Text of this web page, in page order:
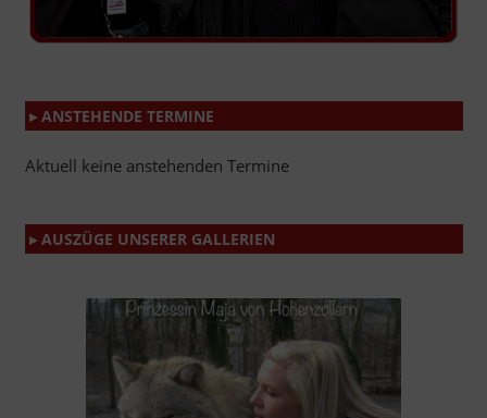
▸ ANSTEHENDE TERMINE
Aktuell keine anstehenden Termine
▸ AUSZÜGE UNSERER GALLERIEN